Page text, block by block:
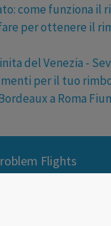
come funziona il
per ottenere il
del Venezia -
per il tuo
a Roma
Flights